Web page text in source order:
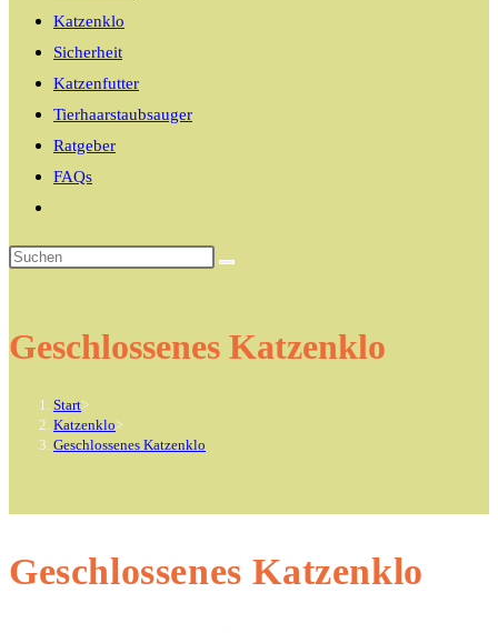
Katzenklo
Sicherheit
Katzenfutter
Tierhaarstaubsauger
Ratgeber
FAQs
umschalten
Geschlossenes Katzenklo
Start>
Katzenklo>
Geschlossenes Katzenklo
Geschlossenes Katzenklo